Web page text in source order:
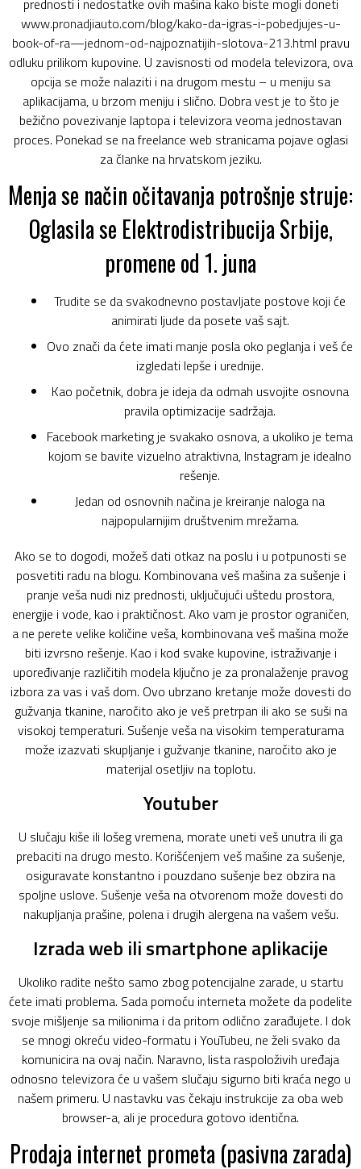
prednosti i nedostatke ovih mašina kako biste mogli doneti
www.pronadjiauto.com/blog/kako-da-igras-i-pobedjujes-u-
book-of-ra—jednom-od-najpoznatijih-slotova-213.html pravu
odluku prilikom kupovine. U zavisnosti od modela televizora, ova
opcija se može nalaziti i na drugom mestu – u meniju sa
aplikacijama, u brzom meniju i slično. Dobra vest je to što je
bežično povezivanje laptopa i televizora veoma jednostavan
proces. Ponekad se na freelance web stranicama pojave oglasi
za članke na hrvatskom jeziku.
Menja se način očitavanja potrošnje struje:
Oglasila se Elektrodistribucija Srbije,
promene od 1. juna
Trudite se da svakodnevno postavljate postove koji će
animirati ljude da posete vaš sajt.
Ovo znači da ćete imati manje posla oko peglanja i veš će
izgledati lepše i urednije.
Kao početnik, dobra je ideja da odmah usvojite osnovna
pravila optimizacije sadržaja.
Facebook marketing je svakako osnova, a ukoliko je tema
kojom se bavite vizuelno atraktivna, Instagram je idealno
rešenje.
Jedan od osnovnih načina je kreiranje naloga na
najpopularnijim društvenim mrežama.
Ako se to dogodi, možeš dati otkaz na poslu i u potpunosti se
posvetiti radu na blogu. Kombinovana veš mašina za sušenje i
pranje veša nudi niz prednosti, uključujući uštedu prostora,
energije i vode, kao i praktičnost. Ako vam je prostor ograničen,
a ne perete velike količine veša, kombinovana veš mašina može
biti izvrsno rešenje. Kao i kod svake kupovine, istraživanje i
upoređivanje različitih modela ključno je za pronalaženje pravog
izbora za vas i vaš dom. Ovo ubrzano kretanje može dovesti do
gužvanja tkanine, naročito ako je veš pretrpan ili ako se suši na
visokoj temperaturi. Sušenje veša na visokim temperaturama
može izazvati skupljanje i gužvanje tkanine, naročito ako je
materijal osetljiv na toplotu.
Youtuber
U slučaju kiše ili lošeg vremena, morate uneti veš unutra ili ga
prebaciti na drugo mesto. Korišćenjem veš mašine za sušenje,
osiguravate konstantno i pouzdano sušenje bez obzira na
spoljne uslove. Sušenje veša na otvorenom može dovesti do
nakupljanja prašine, polena i drugih alergena na vašem vešu.
Izrada web ili smartphone aplikacije
Ukoliko radite nešto samo zbog potencijalne zarade, u startu
ćete imati problema. Sada pomoću interneta možete da podelite
svoje mišljenje sa milionima i da pritom odlično zarađujete. I dok
se mnogi okreću video-formatu i YouTubeu, ne želi svako da
komunicira na ovaj način. Naravno, lista raspoloživih uređaja
odnosno televizora će u vašem slučaju sigurno biti kraća nego u
našem primeru. U nastavku vas čekaju instrukcije za oba web
browser-a, ali je procedura gotovo identična.
Prodaja internet prometa (pasivna zarada)